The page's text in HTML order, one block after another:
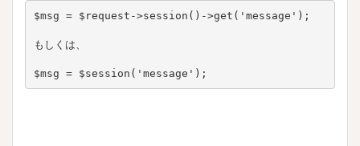
$msg = $request->session()->get('message');
もしくは、
$msg = $session('message');